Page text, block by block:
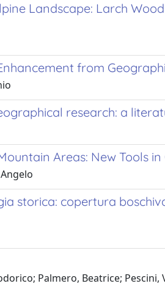
Landscape: Larch
from
research: a
Areas: New Tools in
storica: copertura
Palmero, Beatrice; Pescini,